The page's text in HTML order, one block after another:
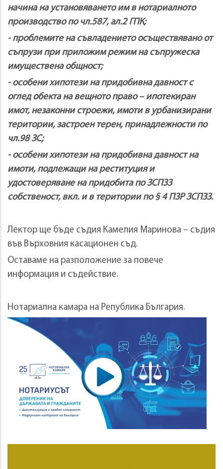
начина на установяването им в нотариалното
производство по чл.587, ал.2 ГПК;
- проблемите на съвладението осъществявано от
съпрузи при приложим режим на съпружеска
имуществена общност;
- особени хипотези на придобивна давност с
оглед обекта на вещното право – ипотекиран
имот, незаконни строежи, имоти в урбанизирани
територии, застроен терен, принадлежности по
чл.98 ЗС;
- особени хипотези на придобивна давност на
имоти, подлежащи на реституция и
удостоверяване на придобита по ЗСПЗЗ
собственост, вкл. и в територии по § 4 ПЗР ЗСПЗЗ.
Лектор ще бъде съдия Камелия Маринова – съдия
във Върховния касационен съд.
Оставаме на разположение за повече
информация и съдействие.
Нотариална камара на Република България.